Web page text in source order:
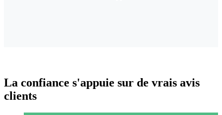
La confiance s'appuie sur de vrais avis
clients